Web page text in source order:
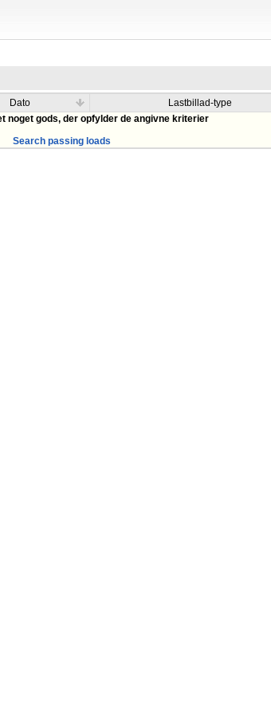
Dato Lastbillad-type
noget gods, der opfylder de angivne kriterier
Search passing loads